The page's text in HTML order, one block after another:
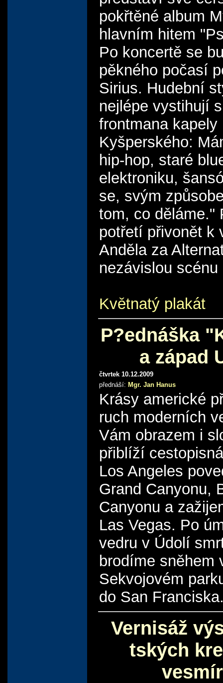
pokřtěné album
hlavním hitem
Po koncertě se
pěkného počasí
Sirius. Hudební
nejlépe vystihují
frontmana kapely
Kyšperského:
hip-hop, staré
elektroniku,
se, svým
tom, co děláme."
potřetí přivonět k
Anděla za
nezávislou
Květnatý plakát
P?ednáška
a západ
čtvrtek 10.12.2009
přednáší: Mgr. Jan Hanus
Krásy americké
ruch moderních
Vám obrazem i
přiblíží
Los Angeles
Grand Canyonu,
Canyonu a
Las Vegas. Po
vedru v Údolí
brodíme sněhem
Sekvojovém
do San
Vernisáž
tských